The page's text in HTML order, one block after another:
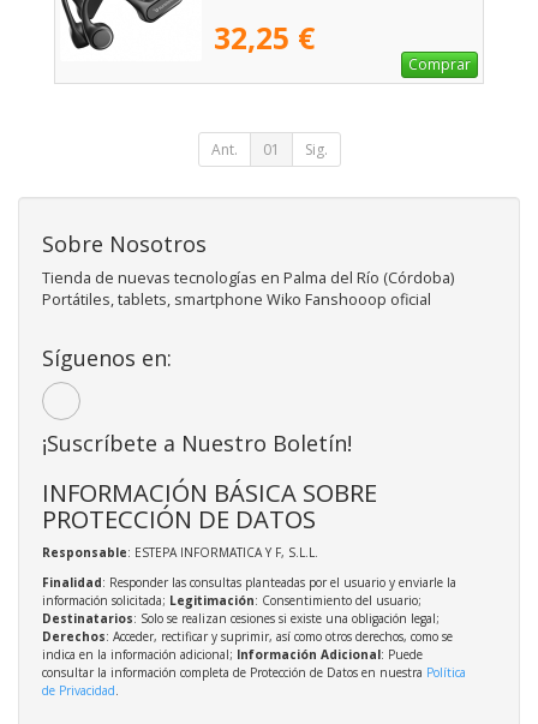
32,25 €
Comprar
Ant. 01 Sig.
Sobre Nosotros
Tienda de nuevas tecnologías en Palma del Río (Córdoba)
Portátiles, tablets, smartphone Wiko Fanshooop oficial
Síguenos en:
¡Suscríbete a Nuestro Boletín!
INFORMACIÓN BÁSICA SOBRE
PROTECCIÓN DE DATOS
Responsable: ESTEPA INFORMATICA Y F, S.L.L.
Finalidad: Responder las consultas planteadas por el usuario y enviarle la
información solicitada; Legitimación: Consentimiento del usuario;
Destinatarios: Solo se realizan cesiones si existe una obligación legal;
Derechos: Acceder, rectificar y suprimir, así como otros derechos, como se
indica en la información adicional; Información Adicional: Puede
consultar la información completa de Protección de Datos en nuestra Política
de Privacidad.